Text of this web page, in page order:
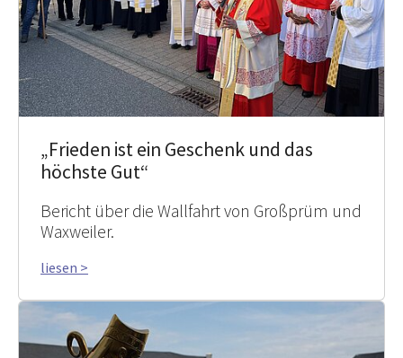
„Frieden ist ein Geschenk und das
höchste Gut“
Bericht über die Wallfahrt von Großprüm und
Waxweiler.
liesen >